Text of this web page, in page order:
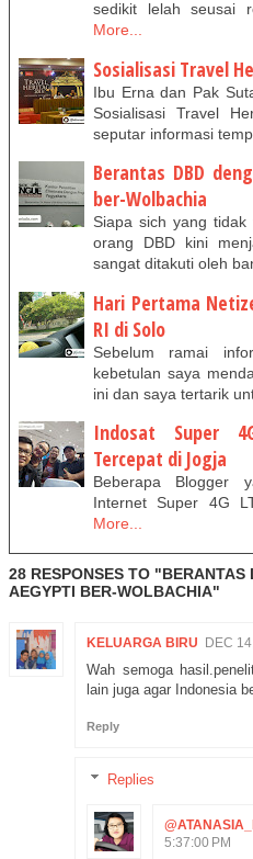
sedikit lelah seusai
More...
Sosialisasi Travel
Ibu Erna dan Pak
Sosialisasi Travel
seputar informasi
Berantas DBD
ber-Wolbachia
Siapa sich yang
orang DBD kini
sangat ditakuti oleh
Hari Pertama
RI di Solo
Sebelum ramai
kebetulan saya
ini dan saya tertarik
Indosat Super
Tercepat di Jogja
Beberapa Blogger
Internet Super 4G
More...
28 RESPONSES TO "BERANTAS
AEGYPTI BER-WOLBACHIA"
KELUARGA BIRU DEC
Wah semoga
lain juga agar Indonesia
Reply
Replies
5:37:00 PM